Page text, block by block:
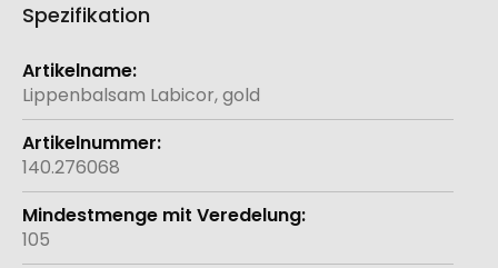
Spezifikation
Weitere
Informationen
Lippenbalsam Labicor, gold
140.276068
105